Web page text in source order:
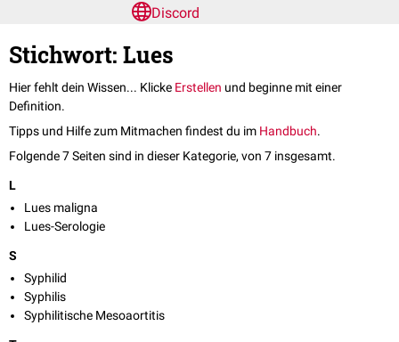
Discord
Stichwort: Lues
Hier fehlt dein Wissen... Klicke Erstellen und beginne mit einer
Definition.
Tipps und Hilfe zum Mitmachen findest du im Handbuch.
Folgende 7 Seiten sind in dieser Kategorie, von 7 insgesamt.
L
Lues maligna
Lues-Serologie
S
Syphilid
Syphilis
Syphilitische Mesoaortitis